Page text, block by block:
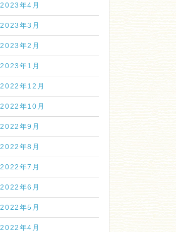
2023年4月
2023年3月
2023年2月
2023年1月
2022年12月
2022年10月
2022年9月
2022年8月
2022年7月
2022年6月
2022年5月
2022年4月